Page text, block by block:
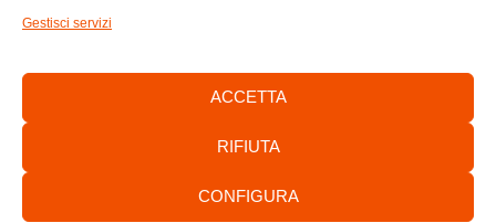
Gestisci servizi
ACCETTA
RIFIUTA
CONFIGURA